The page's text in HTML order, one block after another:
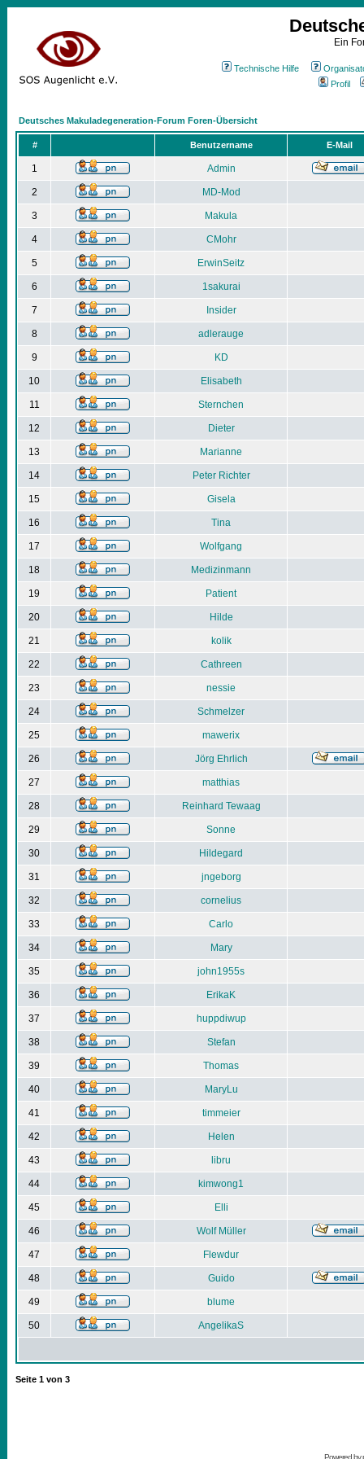
Ein
Technische Hilfe
Profil
Deutsches Makuladegeneration-Forum Foren-Übersicht
# Benutzername E-Mail
1 Admin
2 MD-Mod
3 Makula
4 CMohr
5 ErwinSeitz
6 1sakurai
7 Insider
8 adlerauge
9 KD
10 Elisabeth
11 Sternchen
12 Dieter
13 Marianne
14 Peter Richter
15 Gisela
16 Tina
17 Wolfgang
18 Medizinmann
19 Patient
20 Hilde
21 kolik
22 Cathreen
23 nessie
24 Schmelzer
25 mawerix
26 Jörg Ehrlich
27 matthias
28 Reinhard Tewaag
29 Sonne
30 Hildegard
31 jngeborg
32 cornelius
33 Carlo
34 Mary
35 john1955s
36 ErikaK
37 huppdiwup
38 Stefan
39 Thomas
40 MaryLu
41 timmeier
42 Helen
43 libru
44 kimwong1
45 Elli
46 Wolf Müller
47 Flewdur
48 Guido
49 blume
50 AngelikaS
Seite 1 von 3
Powered by